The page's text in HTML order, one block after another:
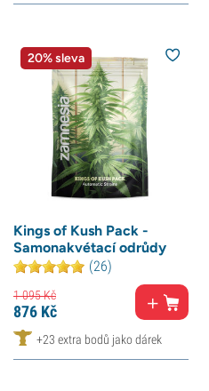
20% sleva
Kings of Kush Pack -
Samonakvétací odrůdy
(26)
1 095Kč
876 Kč
+23 extra bodů jako dárek